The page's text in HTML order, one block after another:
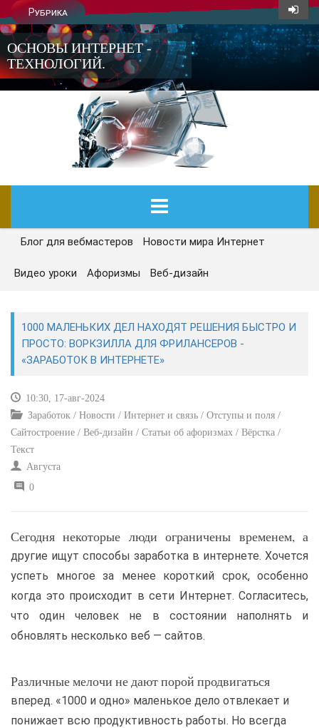
Рубрика
ОСНОВЫ ИНТЕРНЕТ -
ТЕХНОЛОГИЙ.
ГЛАВНАЯ
СЕГОДНЯ
ИНТЕРНЕТ И СВЯЗЬ
Блог для вебмастеров Новости мира Интернет
Видео уроки Афоризмы Веб-дизайн
1000 МАЛЕНЬКИХ ДЕЛ НАХОДЯТ РЕШЕНИЯ БЫСТРО И
ПРОСТО: ВОРКЗИЛЛА ДЛЯ ФРИЛАНСЕРОВ -
«ЗАРАБОТОК В ИНТЕРНЕТЕ»
10:30, 17-авг-2024
Заработок / Новости / Интернет и связь / Отступы и поля /
Сайтостроение / Веб-дизайн / Статьи об афоризмах / Вёрстка /
Текст
Августа
0
Сегодня некоторые люди ограничены временем, а
другие ищут способы заработка в интернете. Хочется
успеть многое за менее короткий срок, особенно
когда это происходит в сети Интернет. Согласитесь,
что один человек не в состоянии наполнять и
обновлять несколько веб — сайтов.
Различные мелочи не дают порой продвигаться
вперед. «1000 и одно» маленькое дело отвлекает и
понижает всю продуктивность работы. Но всегда